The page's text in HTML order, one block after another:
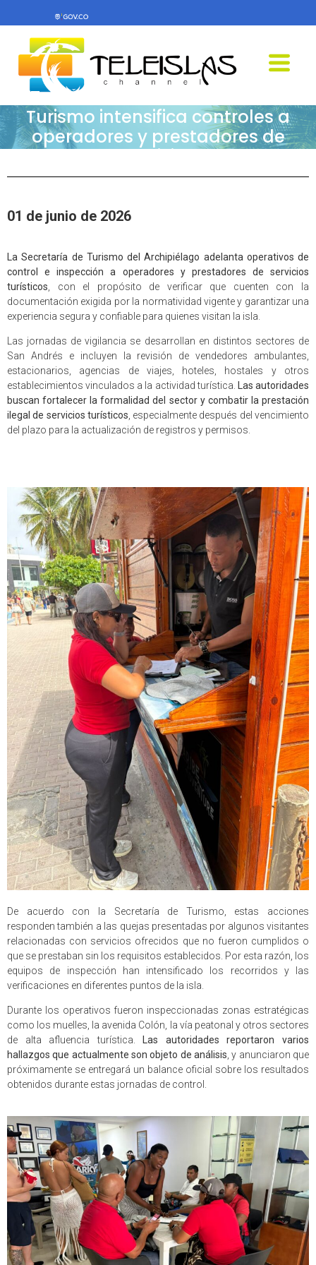
Teleislas News -Secretaría de
Turismo intensifica controles a
operadores y prestadores de
servicios
01 de junio de 2026
La Secretaría de Turismo del Archipiélago adelanta operativos de
control e inspección a operadores y prestadores de servicios
turísticos , con el propósito de verificar que cuenten con la
documentación exigida por la normatividad vigente y garantizar una
experiencia segura y confiable para quienes visitan la isla.
Las jornadas de vigilancia se desarrollan en distintos sectores de
San Andrés e incluyen la revisión de vendedores ambulantes,
estacionarios, agencias de viajes, hoteles, hostales y otros
establecimientos vinculados a la actividad turística.
Las autoridades
buscan fortalecer la formalidad del sector y combatir la prestación
ilegal de servicios turísticos , especialmente después del vencimiento
del plazo para la actualización de registros y permisos.
De acuerdo con la Secretaría de Turismo, estas acciones
responden también a las quejas presentadas por algunos visitantes
relacionadas con servicios ofrecidos que no fueron cumplidos o
que se prestaban sin los requisitos establecidos. Por esta razón, los
equipos de inspección han intensificado los recorridos y las
verificaciones en diferentes puntos de la isla.
Durante los operativos fueron inspeccionadas zonas estratégicas
como los muelles, la avenida Colón, la vía peatonal y otros sectores
de alta afluencia turística.
Las autoridades reportaron varios
hallazgos que actualmente son objeto de análisis , y anunciaron que
próximamente se entregará un balance oficial sobre los resultados
obtenidos durante estas jornadas de control.